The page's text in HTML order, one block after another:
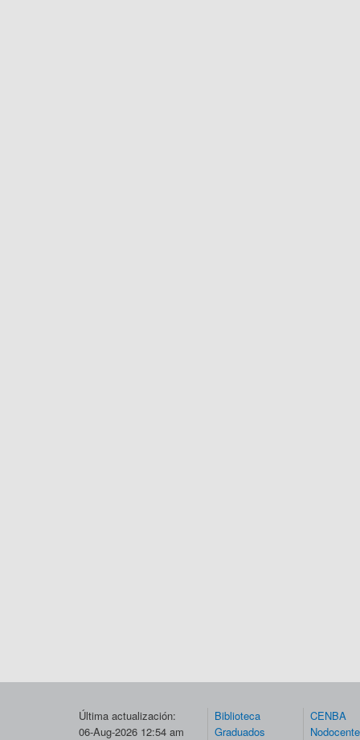
Última actualización:
06-Aug-2026 12:54 am
Biblioteca
Graduados
CENBA